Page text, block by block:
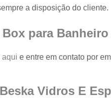
a disposição do cliente.
para
aqui e entre em contato por
Vidros E